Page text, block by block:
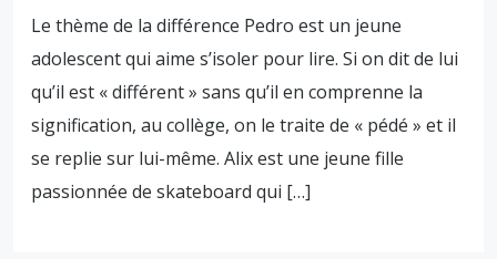
Le thème de la différence Pedro est un jeune
adolescent qui aime s’isoler pour lire. Si on dit de lui
qu’il est « différent » sans qu’il en comprenne la
signification, au collège, on le traite de « pédé » et il
se replie sur lui-même. Alix est une jeune fille
passionnée de skateboard qui […]